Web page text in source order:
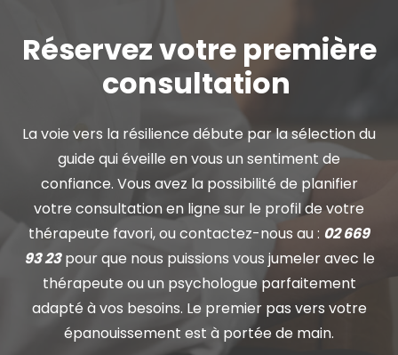
Réservez votre première
consultation
La voie vers la résilience débute par la sélection du
guide qui éveille en vous un sentiment de
confiance. Vous avez la possibilité de planifier
votre consultation en ligne sur le profil de votre
thérapeute favori, ou contactez-nous au : 02 669
93 23pour que nous puissions vous jumeler avec le
thérapeute ou un psychologue parfaitement
adapté à vos besoins. Le premier pas vers votre
épanouissement est à portée de main.